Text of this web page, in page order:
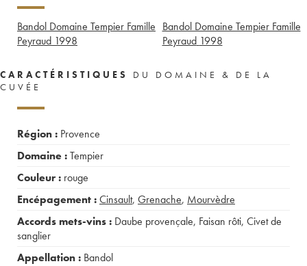
Bandol Domaine Tempier Famille
Peyraud 1998
Bandol Domaine Tempier Famille
Peyraud 1998
CARACTÉRISTIQUES
DU DOMAINE & DE LA
CUVÉE
Région : Provence
Domaine :Tempier
Couleur : rouge
Encépagement :Cinsault, Grenache, Mourvèdre
Accords mets-vins : Daube provençale, Faisan rôti, Civet de
sanglier
Appellation : Bandol